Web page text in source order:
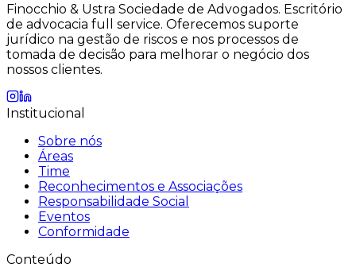
Finocchio & Ustra Sociedade de Advogados. Escritório
de advocacia full service. Oferecemos suporte
jurídico na gestão de riscos e nos processos de
tomada de decisão para melhorar o negócio dos
nossos clientes.
Institucional
Sobre nós
Áreas
Time
Reconhecimentos e Associações
Responsabilidade Social
Eventos
Conformidade
Conteúdo